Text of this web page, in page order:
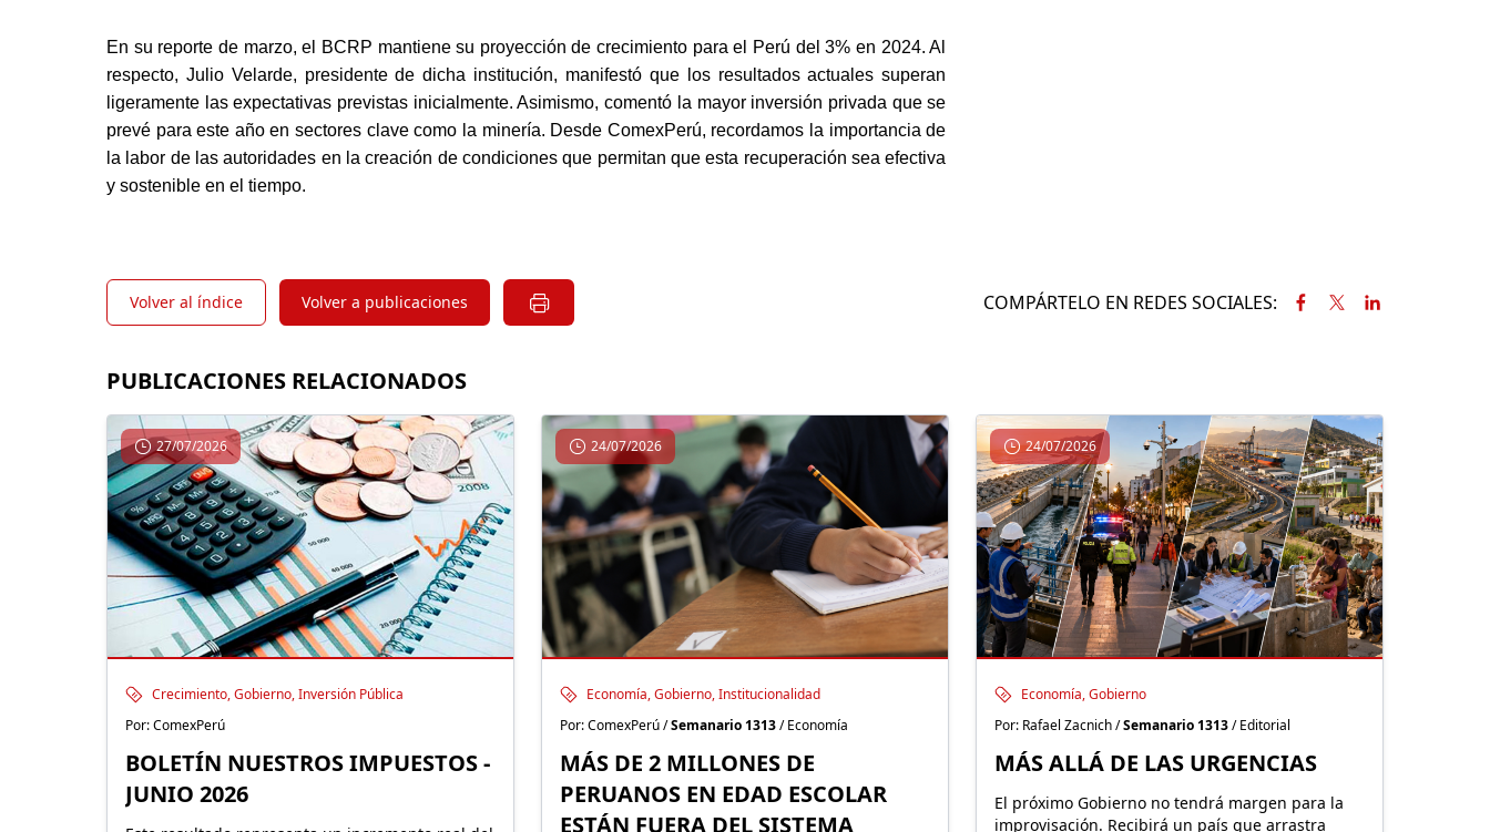
En su reporte de marzo, el BCRP mantiene su proyección de crecimiento para el Perú del 3% en 2024. Al
respecto, Julio Velarde, presidente de dicha institución, manifestó que los resultados actuales superan
ligeramente las expectativas previstas inicialmente. Asimismo, comentó la mayor inversión privada que se
prevé para este año en sectores clave como la minería. Desde ComexPerú, recordamos la importancia de
la labor de las autoridades en la creación de condiciones que permitan que esta recuperación sea efectiva
y sostenible en el tiempo.
Volver al índice Volver a publicaciones COMPÁRTELO EN REDES SOCIALES:
PUBLICACIONES RELACIONADOS
27/07/2026
Crecimiento, Gobierno, Inversión Pública
Por: ComexPerú
BOLETÍN NUESTROS IMPUESTOS -
JUNIO 2026
24/07/2026
Economía, Gobierno, Institucionalidad
Por: ComexPerú /Semanario 1313/ Economía
MÁS DE 2 MILLONES DE
PERUANOS EN EDAD ESCOLAR
ESTÁN FUERA DEL SISTEMA
24/07/2026
Economía, Gobierno
Por: Rafael Zacnich /Semanario 1313/ Editorial
MÁS ALLÁ DE LAS URGENCIAS
El próximo Gobierno no tendrá margen para la
improvisación. Recibirá un país que arrastra